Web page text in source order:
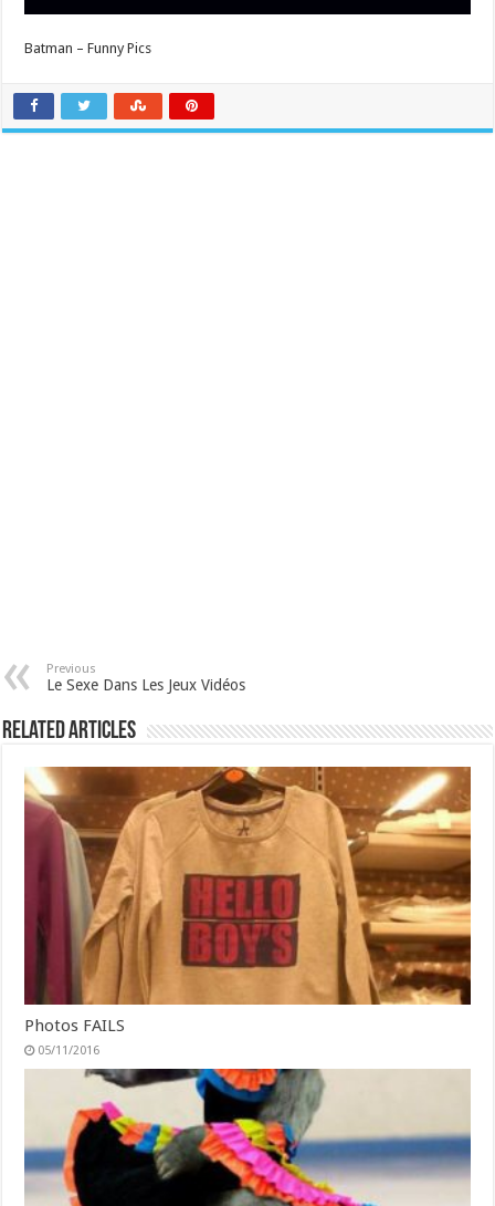
Batman – Funny Pics
Previous
Le Sexe Dans Les Jeux Vidéos
Related Articles
Photos FAILS
05/11/2016